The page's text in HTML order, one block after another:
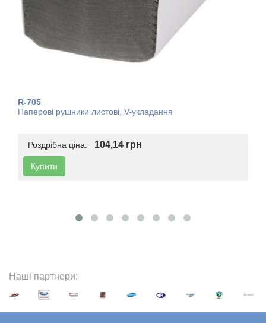
R-705
Паперові рушники листові, V-укладання
Роздрібна ціна: 104,14 грн
Купити
Наші партнери: